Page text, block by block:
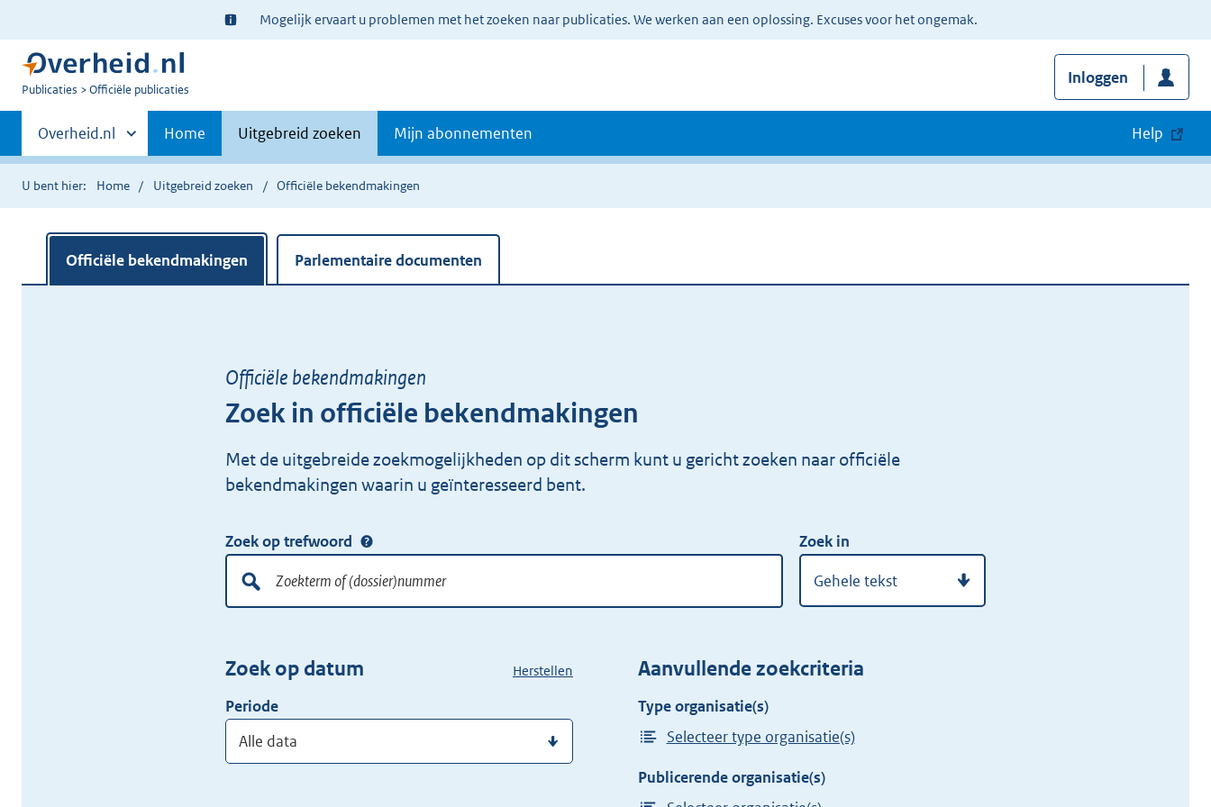
Ter
informatie:
Mogelijk ervaart u problemen met het zoeken naar publicaties. We werken aan een oplossing. Excuses voor het ongemak.
U
Publicaties Officiële publicaties
Inloggen
Primaire
navigatie
Andere
sites
binnen
Overheid.nl Home Uitgebreid zoeken Mijn abonnementen Help
U bent hier: Home Uitgebreid zoeken Officiële bekendmakingen
Officiële bekendmakingen Parlementaire documenten
Zoek in officiële bekendmakingen
Officiële bekendmakingen
Met de uitgebreide zoekmogelijkheden op dit scherm kunt u gericht zoeken naar officiële
bekendmakingen waarin u geïnteresseerd bent.
Doorzoek
alle
lokale
regelgeving
Zoek op trefwoord
(dossier)nummer
uw
of
(dossier)nummer
in
Zoek in
Zoek op datum
Periode
Herstellen Aanvullende zoekcriteria
Type organisatie(s)
Selecteer type organisatie(s)
Publicerende organisatie(s)